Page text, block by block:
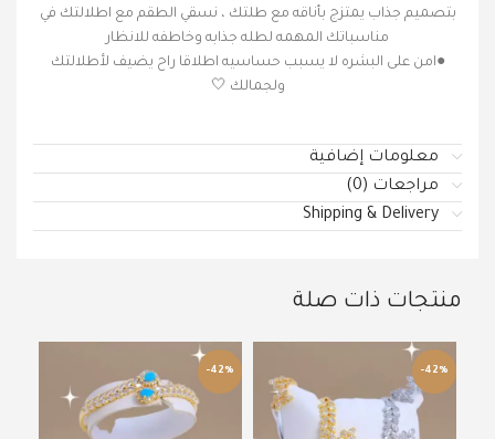
بتصميم جذاب يمتزج بأناقه مع طلتك ، نسقي الطقم مع اطلالتك في
مناسباتك المهمه لطله جذابه وخاطفه للانظار
●امن على البشره لا يسبب حساسيه اطلاقا راح يضيف لأطلالتك
ولجمالك 🤍
معلومات إضافية
مراجعات (0)
Shipping & Delivery
منتجات ذات صلة
-42%
-42%